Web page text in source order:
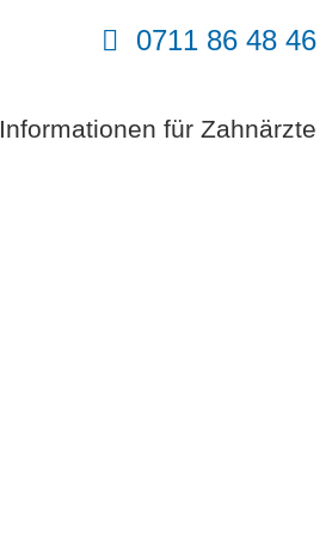
0711 86 48 46
Informationen für Zahnärzte